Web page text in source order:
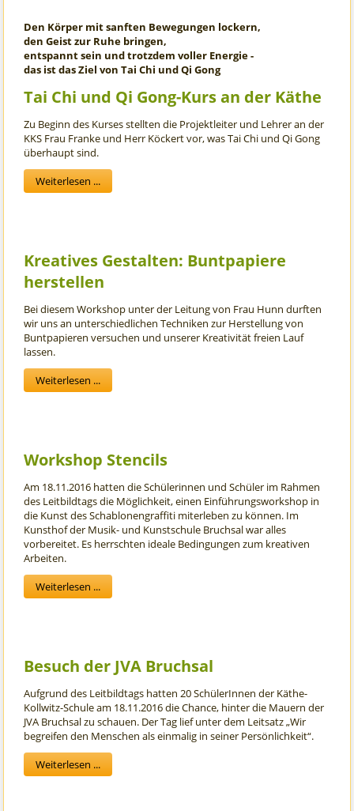
Den Körper mit sanften Bewegungen lockern,
den Geist zur Ruhe bringen,
entspannt sein und trotzdem voller Energie -
das ist das Ziel von Tai Chi und Qi Gong
Tai Chi und Qi Gong-Kurs an der Käthe
Zu Beginn des Kurses stellten die Projektleiter und Lehrer an der
KKS Frau Franke und Herr Köckert vor, was Tai Chi und Qi Gong
überhaupt sind.
Weiterlesen ...
Kreatives Gestalten: Buntpapiere
herstellen
Bei diesem Workshop unter der Leitung von Frau Hunn durften
wir uns an unterschiedlichen Techniken zur Herstellung von
Buntpapieren versuchen und unserer Kreativität freien Lauf
lassen.
Weiterlesen ...
Workshop Stencils
Am 18.11.2016 hatten die Schülerinnen und Schüler im Rahmen
des Leitbildtags die Möglichkeit, einen Einführungsworkshop in
die Kunst des Schablonengraffiti miterleben zu können. Im
Kunsthof der Musik- und Kunstschule Bruchsal war alles
vorbereitet. Es herrschten ideale Bedingungen zum kreativen
Arbeiten.
Weiterlesen ...
Besuch der JVA Bruchsal
Aufgrund des Leitbildtags hatten 20 SchülerInnen der Käthe-
Kollwitz-Schule am 18.11.2016 die Chance, hinter die Mauern der
JVA Bruchsal zu schauen. Der Tag lief unter dem Leitsatz „Wir
begreifen den Menschen als einmalig in seiner Persönlichkeit“.
Weiterlesen ...